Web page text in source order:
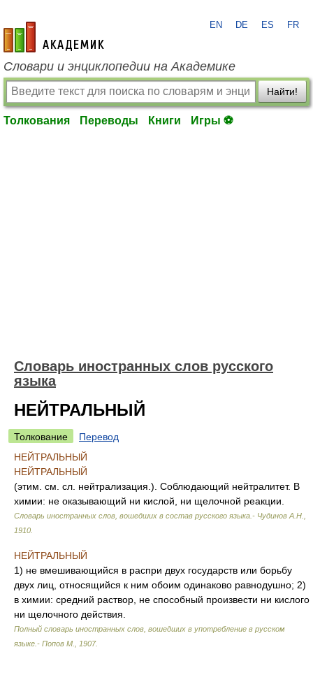
academic.ru
EN DE ES FR
Словари и энциклопедии на Академике
Найти!
Толкования Переводы Книги Игры ⚽
Словарь иностранных слов русского
языка
НЕЙТРАЛЬНЫЙ
Толкование
Перевод
НЕЙТРАЛЬНЫЙ
НЕЙТРАЛЬНЫЙ
(этим. см. сл. нейтрализация.). Соблюдающий нейтралитет. В
химии: не оказывающий ни кислой, ни щелочной реакции.
Словарь иностранных слов, вошедших в состав русского языка.- Чудинов А.Н.
1910
НЕЙТРАЛЬНЫЙ
1) не вмешивающийся в распри двух государств или борьбу
двух лиц, относящийся к ним обоим одинаково равнодушно; 2)
в химии: средний раствор, не способный произвести ни кислого
ни щелочного действия.
Полный словарь иностранных слов, вошедших в употребление в русском
языке.- Попов М.
1907.